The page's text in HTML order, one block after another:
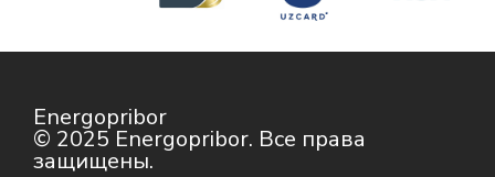
Energopribor
© 2025 Energopribor. Все права
защищены.